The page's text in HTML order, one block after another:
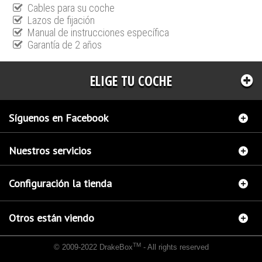
Cables para su coche
Lazos de fijación
Manual de instrucciones específica
Garantía de 2 años
ELIGE TU COCHE
Síguenos en Facebook
Nuestros servicios
Configuración la tienda
Otros están viendo
© 2009-2022 DrakeBoxTM- All rights reserved